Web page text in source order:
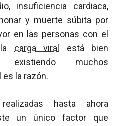
insuficiencia cardiaca,
y muerte súbita por
en las personas con el
carga viral
está bien
existiendo muchos
la razón.
hasta ahora
un único factor que